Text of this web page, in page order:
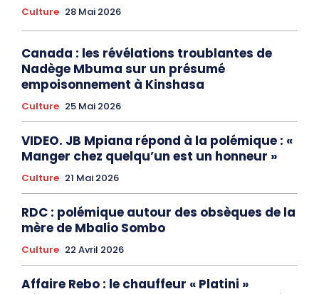
Culture 28 Mai 2026
Canada : les révélations troublantes de
Nadège Mbuma sur un présumé
empoisonnement à Kinshasa
Culture 25 Mai 2026
VIDEO. JB Mpiana répond à la polémique : «
Manger chez quelqu’un est un honneur »
Culture 21 Mai 2026
RDC : polémique autour des obsèques de la
mère de Mbalio Sombo
Culture 22 Avril 2026
Affaire Rebo : le chauffeur « Platini »